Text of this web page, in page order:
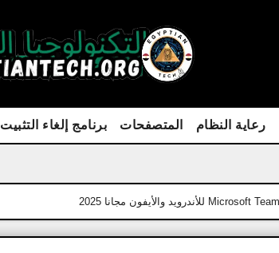
رعاية النظام المتصفحات برنامج إلغاء التثبيت